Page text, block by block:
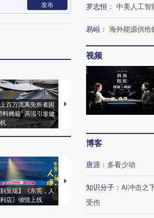
发布
百万流离失所者困
料烤箱” 高温引发健
视线｜HYROX的吸金
术：是什么让中产们甘
马
粒
别呈现】《东莞，人
店》倾情上线
【推广】走进第四届链博
会，让数智科技“链”接产
【
罗志恒 ： 中美人工智
易峘 ： 海外能源供给
视频
博客
唐涯 ： 多看少动
知识分子 ： AI冲击之
受伤